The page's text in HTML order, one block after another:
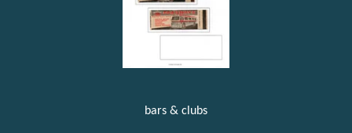
bars & clubs